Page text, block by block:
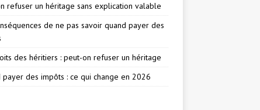
refuser un héritage sans explication valable
de ne pas savoir quand payer des
des héritiers : peut-on refuser un héritage
payer des impôts : ce qui change en 2026